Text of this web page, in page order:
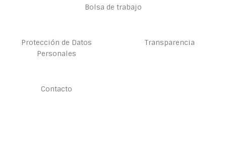
Bolsa de trabajo
Protección de Datos
Personales
Transparencia
Contacto